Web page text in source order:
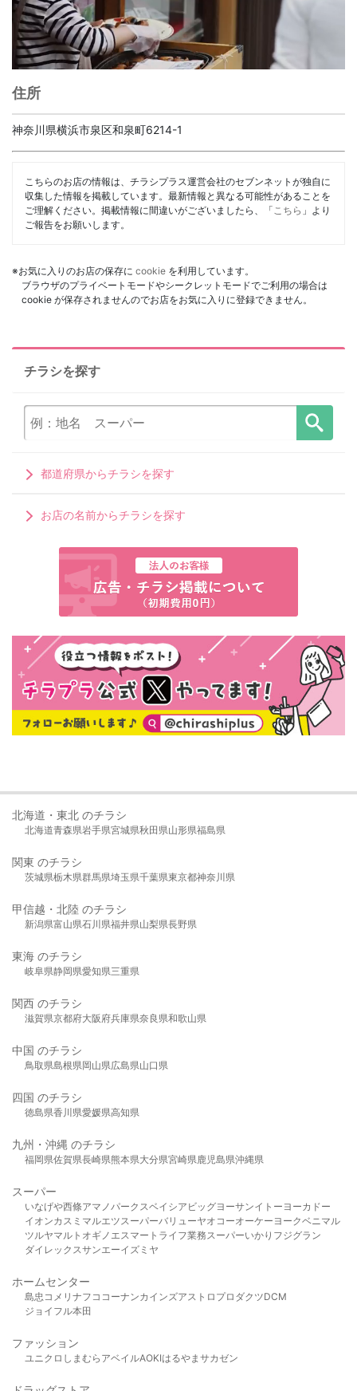
住所
神奈川県横浜市泉区和泉町6214-1
こちらのお店の情報は、チラシプラス運営会社のセブンネットが独自に
収集した情報を掲載しています。最新情報と異なる可能性があることを
ご理解ください。掲載情報に間違いがございましたら、「 こちら 」より
ご報告をお願いします。
※お気に入りのお店の保存に cookie を利用しています。
ブラウザのプライベートモードやシークレットモードでご利用の場合は
cookie が保存されませんのでお店をお気に入りに登録できません。
チラシを探す
都道府県からチラシを探す
お店の名前からチラシを探す
北海道・東北 のチラシ
北海道青森県岩手県宮城県秋田県山形県福島県
関東 のチラシ
茨城県栃木県群馬県埼玉県千葉県東京都神奈川県
甲信越・北陸 のチラシ
新潟県富山県石川県福井県山梨県長野県
東海 のチラシ
岐阜県静岡県愛知県三重県
関西 のチラシ
滋賀県京都府大阪府兵庫県奈良県和歌山県
中国 のチラシ
鳥取県島根県岡山県広島県山口県
四国 のチラシ
徳島県香川県愛媛県高知県
九州・沖縄 のチラシ
福岡県佐賀県長崎県熊本県大分県宮崎県鹿児島県沖縄県
スーパー
いなげや西條アマノパークスベイシア ビッグヨーサンイトーヨーカドー
イオンカスミ マルエツスーパーバリューヤオコーオーケー ヨークベニマル
ツルヤマルト オギノ エスマート ライフ業務スーパーいかり フジグラン
ダイレックスサンエーイズミヤ
ホームセンター
島忠 コメリ ナフコ コーナンカインズアストロプロダクツDCM
ジョイフル本田
ファッション
ユニクロ しまむら アベイルAOKIはるやま サカゼン